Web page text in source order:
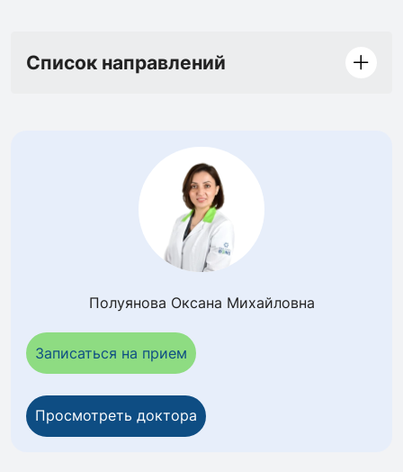
Список направлений
Полуянова Оксана Михайловна
Записаться на прием
Просмотреть доктора